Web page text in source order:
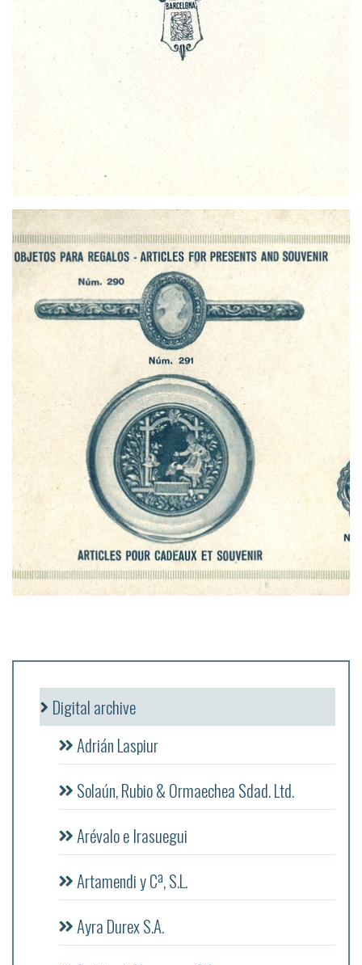
Digital archive
Adrián Laspiur
Solaún, Rubio & Ormaechea Sdad. Ltd.
Arévalo e Irasuegui
Artamendi y Cª, S.L.
Ayra Durex S.A.